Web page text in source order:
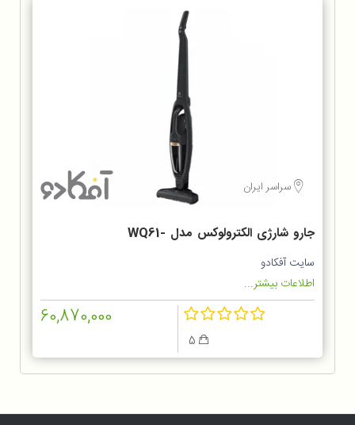
سراسر ایران
جارو شارژی الکترولوکس مدل WQ61-
1OGG
سایت آفکادو
اطلاعات بیشتر...
60,870,000